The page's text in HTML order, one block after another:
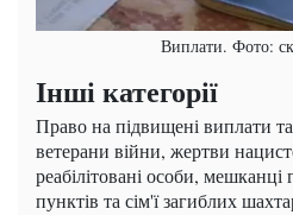
Виплати. Фото:
Інші категорії
Право на підвищені виплати
ветерани війни, жертви
реабілітовані особи, мешканці
пунктів та сім'ї загиблих